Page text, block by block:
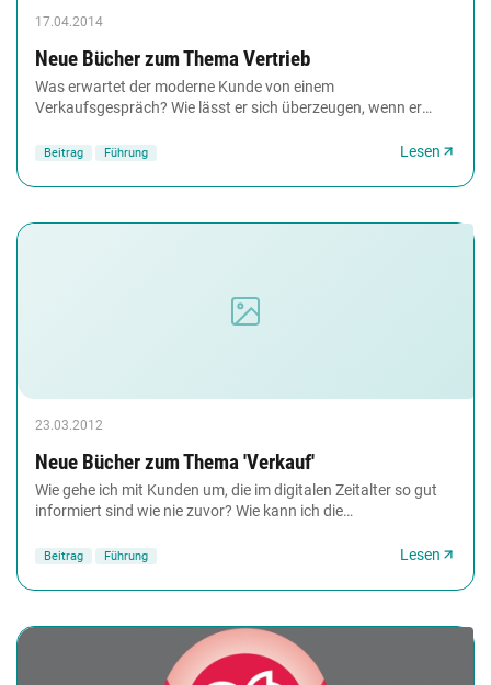
17.04.2014
Neue Bücher zum Thema Vertrieb
Was erwartet der moderne Kunde von einem
Verkaufsgespräch? Wie lässt er sich überzeugen, wenn er
Welche...
Beitrag Führung Lesen
23.03.2012
Neue Bücher zum Thema 'Verkauf'
Wie gehe ich mit Kunden um, die im digitalen Zeitalter so gut
informiert sind wie nie zuvor? Wie kann ich die
Beitrag Führung Lesen